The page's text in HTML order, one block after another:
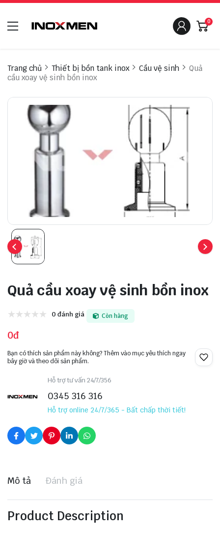
0
Trang chủ Thiết bị bồn tank inox Cầu vệ sinh
Quả
cầu xoay vệ sinh bồn inox
Quả cầu xoay vệ sinh bồn inox
0 đánh giá Còn hàng
0đ
Bạn có thích sản phẩm này không? Thêm vào mục yêu thích ngay
bây giờ và theo dõi sản phẩm.
Hỗ trợ tư vấn 24/7/356
0345 316 316
Hỗ trợ online 24/7/365 - Bất chấp thời tiết!
Mô tả Đánh giá
Product Description